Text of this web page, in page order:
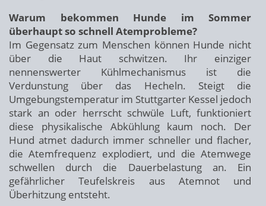
Warum bekommen Hunde im Sommer
überhaupt so schnell Atemprobleme?
Im Gegensatz zum Menschen können Hunde nicht
über die Haut schwitzen. Ihr einziger
nennenswerter Kühlmechanismus ist die
Verdunstung über das Hecheln. Steigt die
Umgebungstemperatur im Stuttgarter Kessel jedoch
stark an oder herrscht schwüle Luft, funktioniert
diese physikalische Abkühlung kaum noch. Der
Hund atmet dadurch immer schneller und flacher,
die Atemfrequenz explodiert, und die Atemwege
schwellen durch die Dauerbelastung an. Ein
gefährlicher Teufelskreis aus Atemnot und
Überhitzung entsteht.